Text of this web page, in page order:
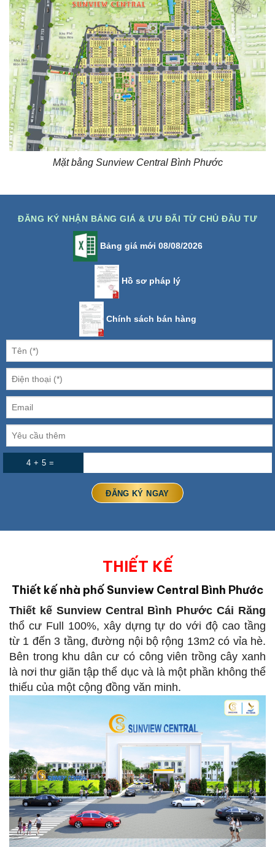
Mặt bằng Sunview Central Bình Phước
ĐĂNG KÝ NHẬN BẢNG GIÁ & ƯU ĐÃI TỪ CHỦ ĐẦU TƯ
Bảng giá mới 08/08/2026
Hồ sơ pháp lý
Chính sách bán hàng
4 + 5 =
THIẾT KẾ
Thiết kế nhà phố Sunview Central Bình Phước
Thiết kế Sunview Central Bình PhướcCái Răng
thổ cư Full 100%, xây dựng tự do với độ cao tầng
từ 1 đến 3 tầng, đường nội bộ rộng 13m2 có vỉa hè.
Bên trong khu dân cư có công viên trồng cây xanh
là nơi thư giãn tập thể dục và là một phần không thể
thiếu của một cộng đồng văn minh.